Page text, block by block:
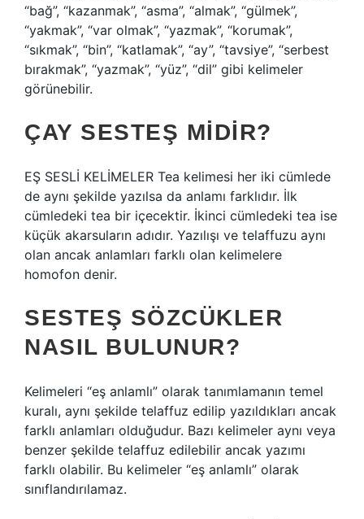
“bağ”, “kazanmak”, “asma”, “almak”, “gülmek”,
“yakmak”, “var olmak”, “yazmak”, “korumak”,
“sıkmak”, “bin”, “katlamak”, “ay”, “tavsiye”, “serbest
bırakmak”, “yazmak”, “yüz”, “dil” gibi kelimeler
görünebilir.
ÇAY SESTEŞ MIDIR?
EŞ SESLİ KELİMELER Tea kelimesi her iki cümlede
de aynı şekilde yazılsa da anlamı farklıdır. İlk
cümledeki tea bir içecektir. İkinci cümledeki tea ise
küçük akarsuların adıdır. Yazılışı ve telaffuzu aynı
olan ancak anlamları farklı olan kelimelere
homofon denir.
SESTEŞ SÖZCÜKLER
NASIL BULUNUR?
Kelimeleri “eş anlamlı” olarak tanımlamanın temel
kuralı, aynı şekilde telaffuz edilip yazıldıkları ancak
farklı anlamları olduğudur. Bazı kelimeler aynı veya
benzer şekilde telaffuz edilebilir ancak yazımı
farklı olabilir. Bu kelimeler “eş anlamlı” olarak
sınıflandırılamaz.